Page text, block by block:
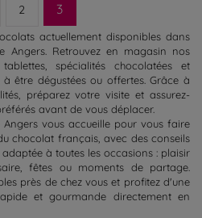
2 3
actuellement disponibles dans
Angers. Retrouvez en magasin nos
spécialités chocolatées et
être dégustées ou offertes. Grâce à
préparez votre visite et assurez-
avant de vous déplacer.
vous accueille pour vous faire
chocolat français, avec des conseils
à toutes les occasions : plaisir
fêtes ou moments de partage.
près de chez vous et profitez d'une
et gourmande directement en